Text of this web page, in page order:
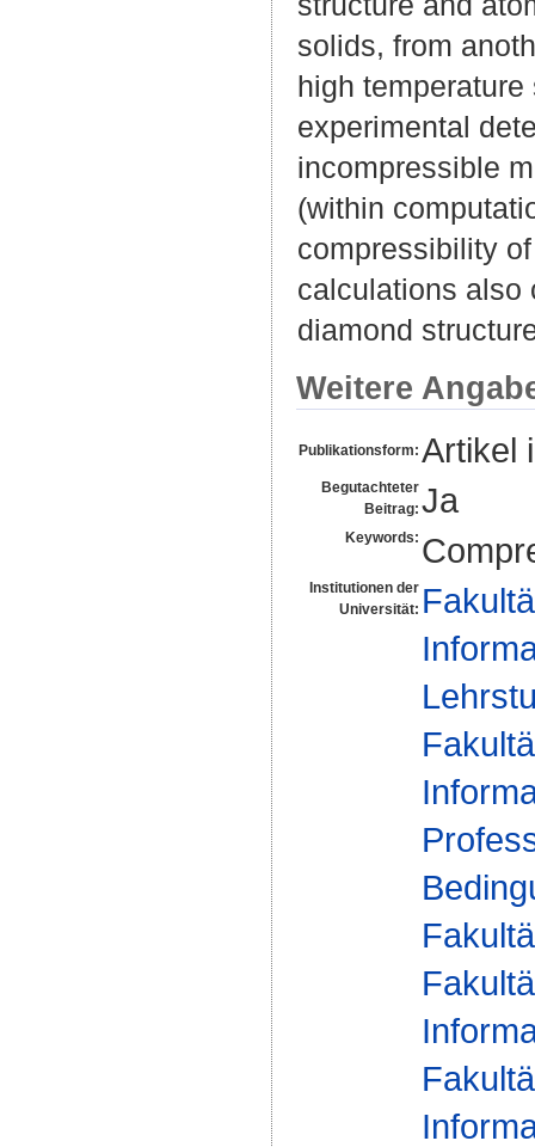
solids, from
high
experimental
incompressible
(within
compressibility
calculations also
diamond
Weitere
Publikationsform: Artikel
Begutachteter
Beitrag: Ja
Keywords:
Institutionen der
Universität: